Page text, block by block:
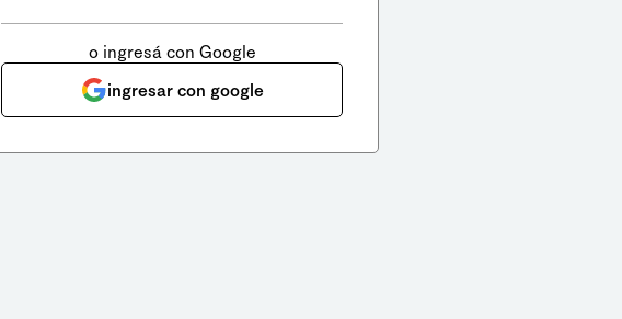
o ingresá con Google
ingresar con google